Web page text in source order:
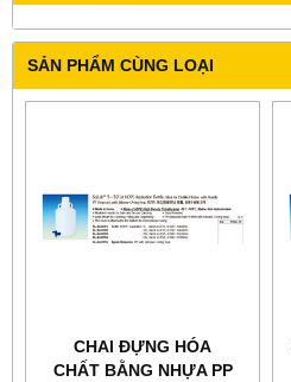
SẢN PHẨM CÙNG LOẠI
CHAI ĐỰNG HÓA
CHẤT BẰNG NHỰA PP